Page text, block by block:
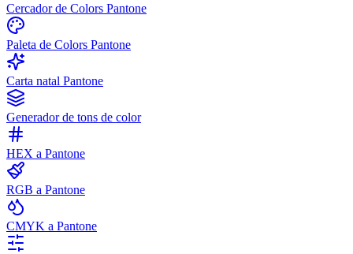
Cercador de Colors Pantone
Paleta de Colors Pantone
Carta natal Pantone
Generador de tons de color
HEX a Pantone
RGB a Pantone
CMYK a Pantone